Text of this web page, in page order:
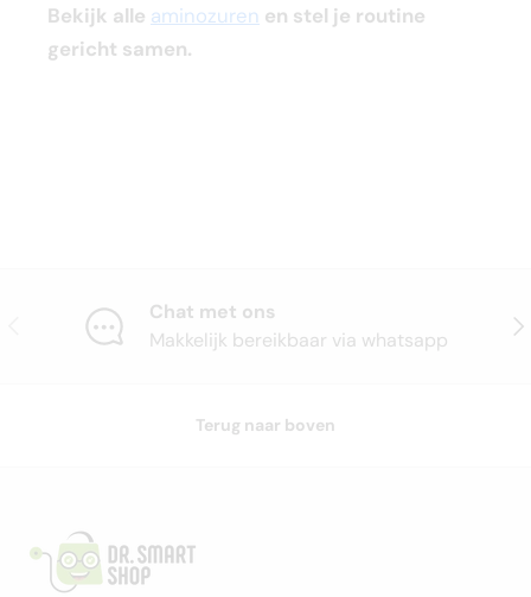
Bekijk alle aminozuren en stel je routine
gericht samen.
Chat met ons
Makkelijk bereikbaar via whatsapp
Terug naar boven